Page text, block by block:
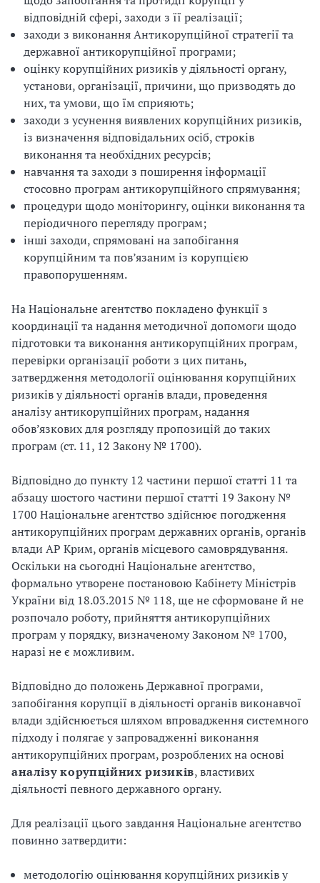
відповідній сфері, заходи з її реалізації;
заходи з виконання Антикорупційної стратегії та
державної антикорупційної програми;
оцінку корупційних ризиків у діяльності органу,
установи, організації, причини, що призводять до
них, та умови, що їм сприяють;
заходи з усунення виявлених корупційних ризиків,
із визначення відповідальних осіб, строків
виконання та необхідних ресурсів;
навчання та заходи з поширення інформації
стосовно програм антикорупційного спрямування;
процедури щодо моніторингу, оцінки виконання та
періодичного перегляду програм;
інші заходи, спрямовані на запобігання
корупційним та пов’язаним із корупцією
правопорушенням.
На Національне агентство покладено функції з
координації та надання методичної допомоги щодо
підготовки та виконання антикорупційних програм,
перевірки організації роботи з цих питань,
затвердження методології оцінювання корупційних
ризиків у діяльності органів влади, проведення
аналізу антикорупційних програм, надання
обов’язкових для розгляду пропозицій до таких
програм (ст. 11, 12 Закону № 1700).
Відповідно до пункту 12 частини першої статті 11 та
абзацу шостого частини першої статті 19 Закону №
1700 Національне агентство здійснює погодження
антикорупційних програм державних органів, органів
влади АР Крим, органів місцевого самоврядування.
Оскільки на сьогодні Національне агентство,
формально утворене постановою Кабінету Міністрів
України від 18.03.2015 № 118, ще не сформоване й не
розпочало роботу, прийняття антикорупційних
програм у порядку, визначеному Законом № 1700,
наразі не є можливим.
Відповідно до положень Державної програми,
запобігання корупції в діяльності органів виконавчої
влади здійснюється шляхом впровадження системного
підходу і полягає у запровадженні виконання
антикорупційних програм, розроблених на основі
аналізу корупційних ризиків, властивих
діяльності певного державного органу.
Для реалізації цього завдання Національне агентство
повинно затвердити:
методологію оцінювання корупційних ризиків у